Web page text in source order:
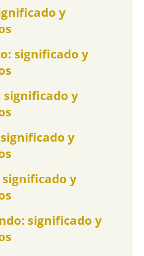
y
significado y
significado y
y
significado y
significado y